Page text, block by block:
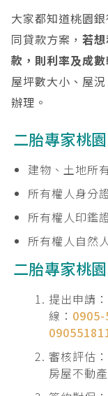
大家都知道桃園
同貸款方案， 若
款，則利率及成
屋坪數大小、屋
辦理。
二胎專家桃
建物、土地所
所有權人身分
所有權人印鑑
所有權人自然
二胎專家桃
提出申請
線：
審核評估
房屋不動